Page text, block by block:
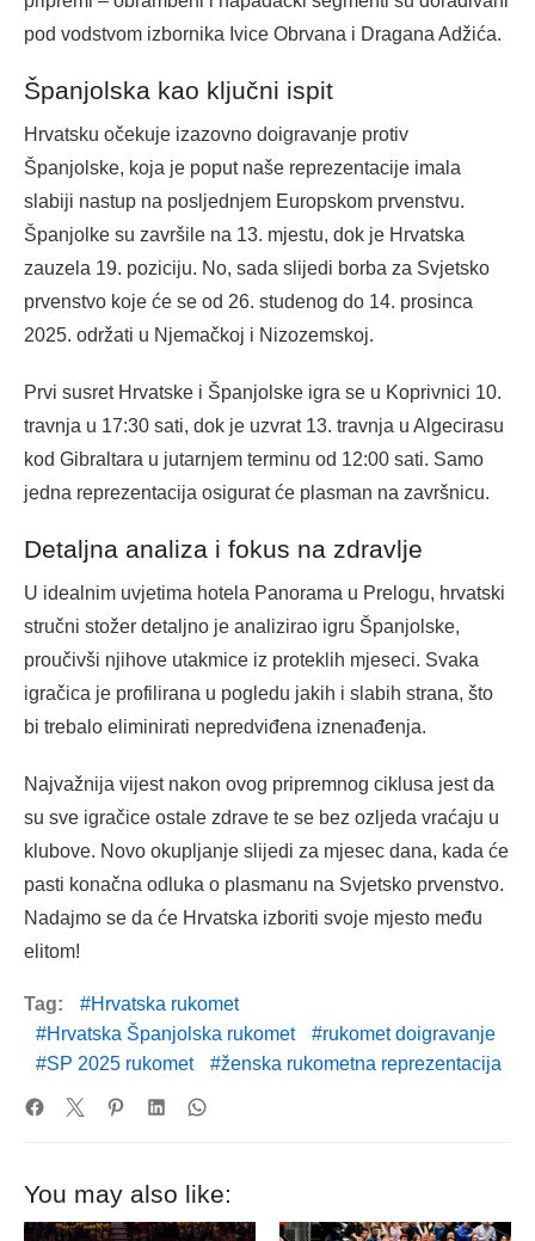
pod vodstvom izbornika Ivice Obrvana i Dragana Adžića.
Španjolska kao ključni ispit
Hrvatsku očekuje izazovno doigravanje protiv
Španjolske, koja je poput naše reprezentacije imala
slabiji nastup na posljednjem Europskom prvenstvu.
Španjolke su završile na 13. mjestu, dok je Hrvatska
zauzela 19. poziciju. No, sada slijedi borba za Svjetsko
prvenstvo koje će se od 26. studenog do 14. prosinca
2025. održati u Njemačkoj i Nizozemskoj.
Prvi susret Hrvatske i Španjolske igra se u Koprivnici 10.
travnja u 17:30 sati, dok je uzvrat 13. travnja u Algecirasu
kod Gibraltara u jutarnjem terminu od 12:00 sati. Samo
jedna reprezentacija osigurat će plasman na završnicu.
Detaljna analiza i fokus na zdravlje
U idealnim uvjetima hotela Panorama u Prelogu, hrvatski
stručni stožer detaljno je analizirao igru Španjolske,
proučivši njihove utakmice iz proteklih mjeseci. Svaka
igračica je profilirana u pogledu jakih i slabih strana, što
bi trebalo eliminirati nepredviđena iznenađenja.
Najvažnija vijest nakon ovog pripremnog ciklusa jest da
su sve igračice ostale zdrave te se bez ozljeda vraćaju u
klubove. Novo okupljanje slijedi za mjesec dana, kada će
pasti konačna odluka o plasmanu na Svjetsko prvenstvo.
Nadajmo se da će Hrvatska izboriti svoje mjesto među
elitom!
Tag:
Hrvatska rukomet
Hrvatska Španjolska rukomet
rukomet doigravanje
SP 2025 rukomet
ženska rukometna reprezentacija
You may also like: